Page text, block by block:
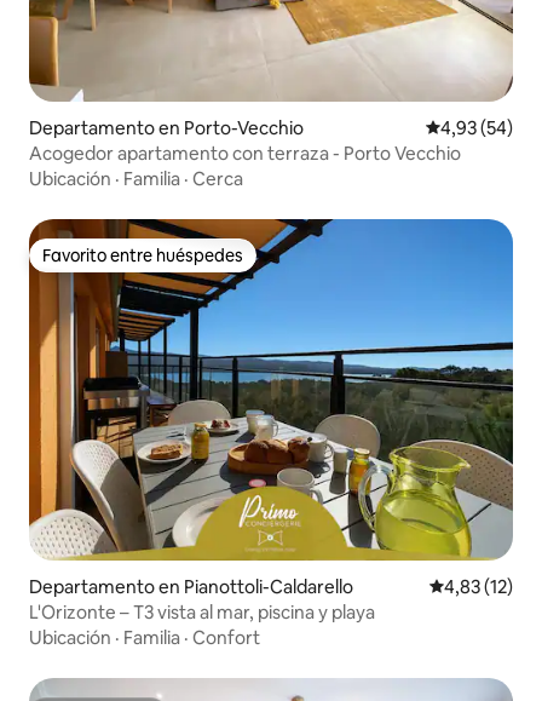
Departamento en Porto-Vecchio Calificación
4,93 (54)
Acogedor apartamento con terraza - Porto Vecchio
Ubicación · Familia · Cerca
Favorito entre huéspedes
Favorito entre huéspedes
Departamento en Pianottoli-Caldarello Calificación
4,83 (12)
L'Orizonte – T3 vista al mar, piscina y playa
Ubicación · Familia · Confort